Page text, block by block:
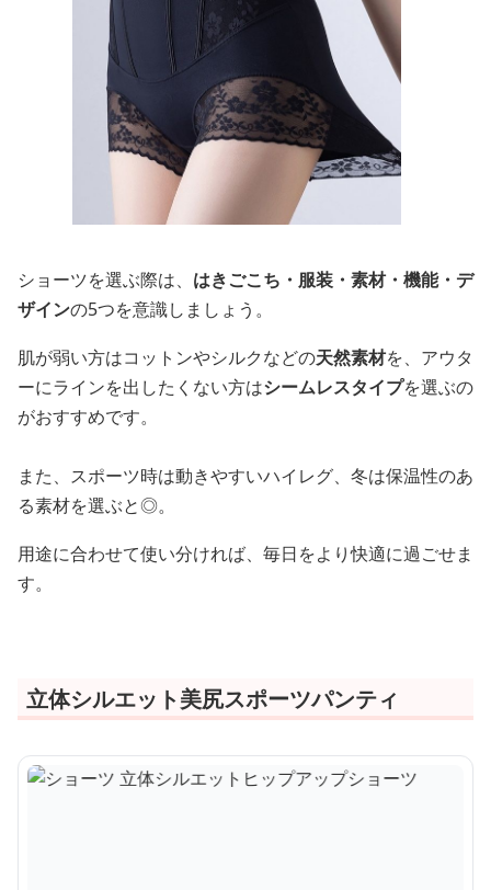
ショーツを選ぶ際は、 はきごこち・服装・素材・機能・デ
ザインの5つを意識しましょう。
肌が弱い方はコットンやシルクなどの天然素材を、アウタ
ーにラインを出したくない方はシームレスタイプを選ぶの
がおすすめです。
また、スポーツ時は動きやすいハイレグ、冬は保温性のあ
る素材を選ぶと◎。
用途に合わせて使い分ければ、毎日をより快適に過ごせま
す。
立体シルエット美尻スポーツパンティ